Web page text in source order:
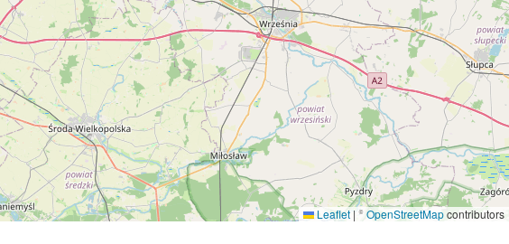
Leaflet | © OpenStreetMapcontributors